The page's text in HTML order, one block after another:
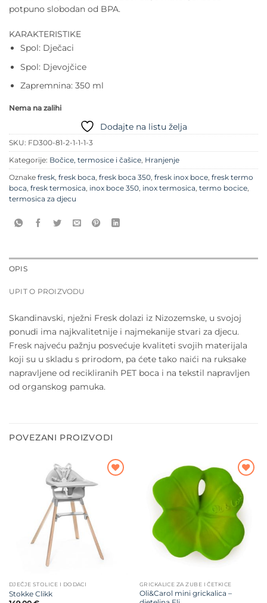
potpuno slobodan od BPA.
KARAKTERISTIKE
Spol: Dječaci
Spol: Djevojčice
Zapremnina: 350 ml
Nema na zalihi
Dodajte na listu želja
SKU: FD300-81-2-1-1-1-3
Kategorije: Bočice, termosice i čašice, Hranjenje
Oznake fresk, fresk boca, fresk boca 350, fresk inox boce, fresk termo
boca, fresk termosica, inox boce 350, inox termosica, termo bocice,
termosica za djecu
OPIS
UPIT O PROIZVODU
Skandinavski, nježni Fresk dolazi iz Nizozemske, u svojoj
ponudi ima najkvalitetnije i najmekanije stvari za djecu.
Fresk najveću pažnju posvećuje kvaliteti svojih materijala
koji su u skladu s prirodom, pa ćete tako naići na ruksake
napravljene od recikliranih PET boca i na tekstil napravljen
od organskog pamuka.
POVEZANI PROIZVODI
Dodajte
DJEČJE STOLICE I DODACI
Stokke Clikk
Dodajte
na listu
želja
GRICKALICE ZA ZUBE I ČETKICE
Oli&Carol mini grickalica –